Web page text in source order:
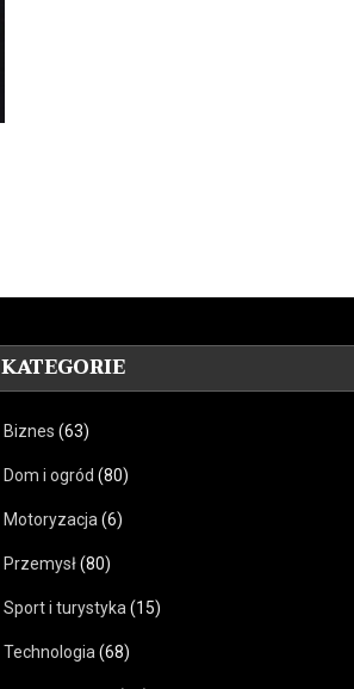
KATEGORIE
Biznes (63)
Dom i ogród (80)
Motoryzacja (6)
Przemysł(80)
Sport i turystyka (15)
Technologia (68)